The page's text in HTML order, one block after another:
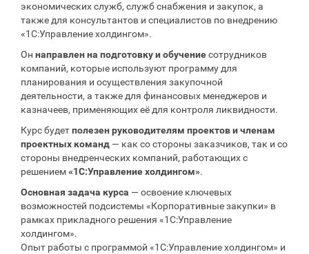
экономических служб, служб снабжения и закупок, а
также для консультантов и специалистов по внедрению
«1С:Управление холдингом».
Он направлен на подготовку и обучениесотрудников
компаний, которые используют программу для
планирования и осуществления закупочной
деятельности, а также для финансовых менеджеров и
казначеев, применяющих её для контроля ликвидности.
Курс будетполезен руководителям проектов и членам
проектных команд — как со стороны заказчиков, так и со
стороны внедренческих компаний, работающих с
решением«1С:Управление холдингом».
Основная задача курса — освоение ключевых
возможностей подсистемы «Корпоративные закупки» в
рамках прикладного решения «1С:Управление
холдингом».
Опыт работы с программой «1С:Управление холдингом» и